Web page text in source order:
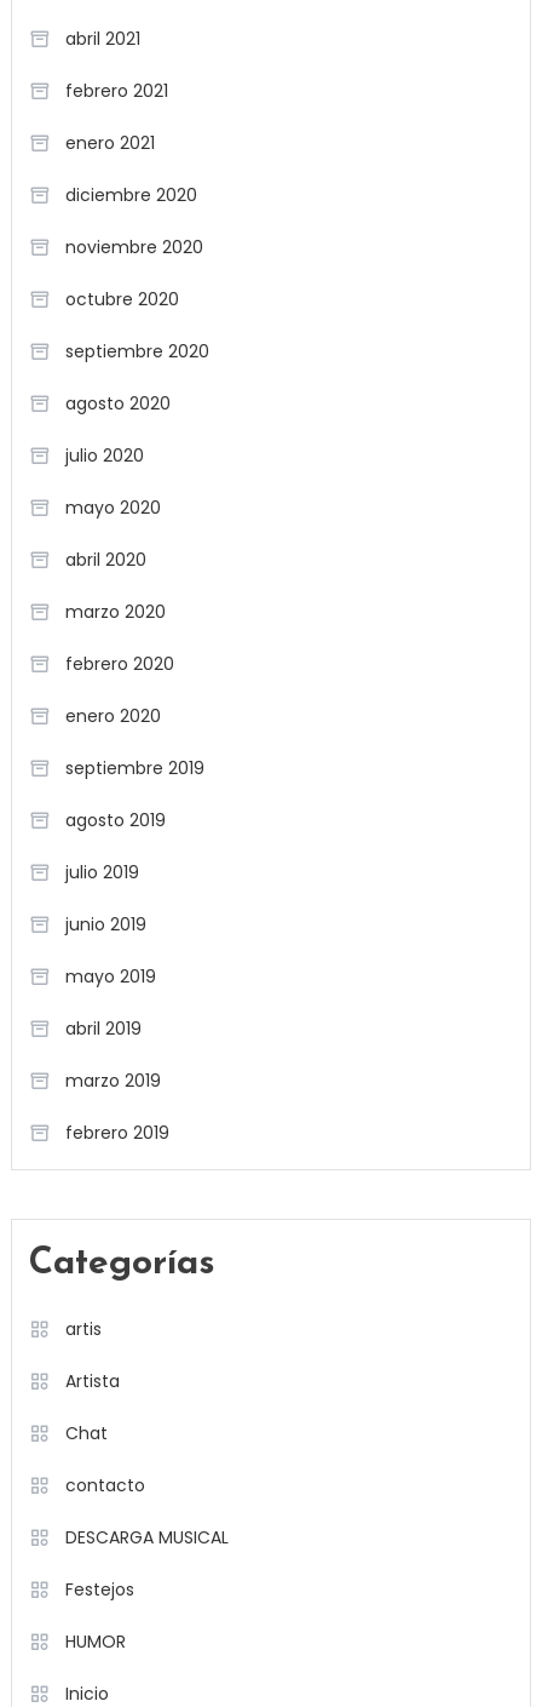
abril 2021
febrero 2021
enero 2021
diciembre 2020
noviembre 2020
octubre 2020
septiembre 2020
agosto 2020
julio 2020
mayo 2020
abril 2020
marzo 2020
febrero 2020
enero 2020
septiembre 2019
agosto 2019
julio 2019
junio 2019
mayo 2019
abril 2019
marzo 2019
febrero 2019
Categorías
artis
Artista
Chat
contacto
DESCARGA MUSICAL
Festejos
HUMOR
Inicio